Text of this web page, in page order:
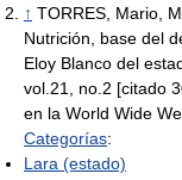
↑ TORRES, Mario,
Nutrición, base del
Eloy Blanco del
vol.21, no.2 [citado
en la World Wide
Categorías:
Lara (estado)